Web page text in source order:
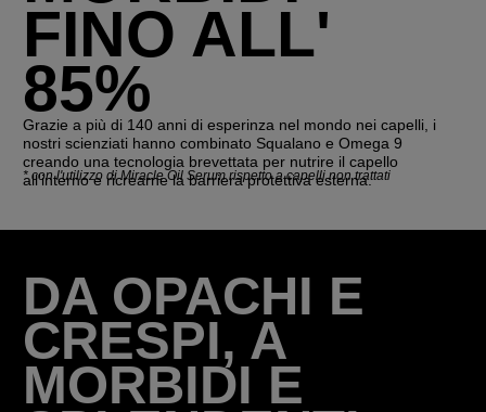
FINO ALL'
85%
Grazie a più di 140 anni di esperinza nel mondo nei capelli, i
nostri scienziati hanno combinato Squalano e Omega 9
creando una tecnologia brevettata per nutrire il capello
all'interno e ricrearne la barriera protettiva esterna.
* con l'utilizzo di Miracle Oil Serum rispetto a capelli non trattati
DA OPACHI E
CRESPI, A
MORBIDI E